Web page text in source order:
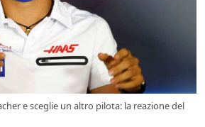
e sceglie un altro pilota: la reazione del